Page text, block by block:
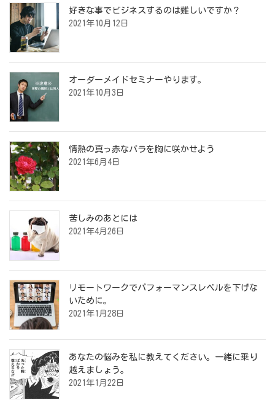
好きな事でビジネスするのは難しいですか？
2021年10月12日
オーダーメイドセミナーやります。
2021年10月3日
情熱の真っ赤なバラを胸に咲かせよう
2021年6月4日
苦しみのあとには
2021年4月26日
リモートワークでパフォーマンスレベルを下げな
いために。
2021年1月28日
あなたの悩みを私に教えてください。一緒に乗り
越えましょう。
2021年1月22日